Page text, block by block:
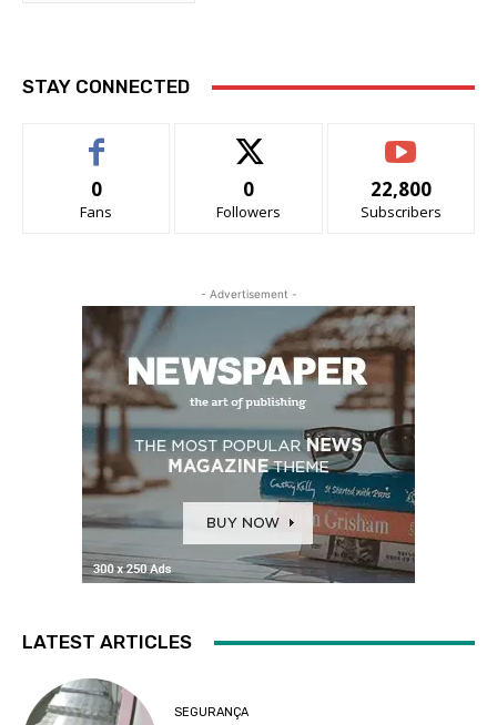
STAY CONNECTED
0
Fans
0
Followers
22,800
Subscribers
- Advertisement -
LATEST ARTICLES
SEGURANÇA